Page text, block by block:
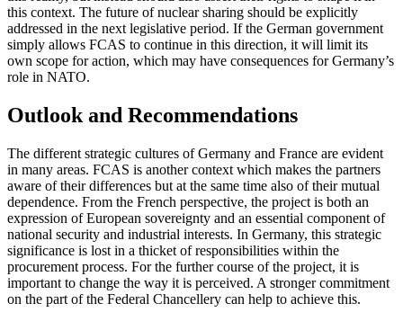
this context. The future of nuclear sharing should be explicitly
addressed in the next legislative period. If the German government
simply allows FCAS to continue in this direction, it will limit its
own scope for action, which may have con­sequences for Germany’s
role in NATO.
Outlook and Recommendations
The different strategic cultures of Germany and France are evident
in many areas. FCAS is another context which makes the part­ners
aware of their differences but at the same time also of their mutual
de­pend­ence. From the French perspective, the project is both an
expression of European sovereignty and an essential component of
national se­curity and industrial interests. In Germany, this strategic
significance is lost in a thicket of responsibilities within the
procurement pro­cess. For the further course of the project, it is
important to change the way it is perceived. A stronger commitment
on the part of the Federal Chancellery can help to achieve this.